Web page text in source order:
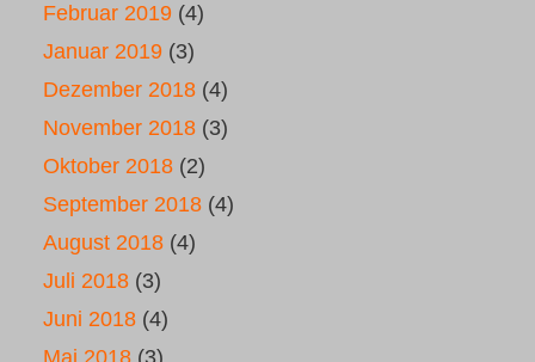
Februar 2019 (4)
Januar 2019 (3)
Dezember 2018 (4)
November 2018 (3)
Oktober 2018 (2)
September 2018 (4)
August 2018 (4)
Juli 2018 (3)
Juni 2018 (4)
Mai 2018 (3)